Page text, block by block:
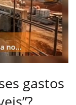
gastos